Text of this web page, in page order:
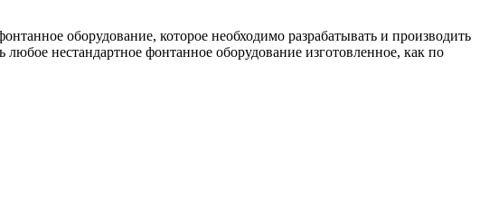
оборудование, которое необходимо разрабатывать и производить
нестандартное фонтанное оборудование изготовленное, как по